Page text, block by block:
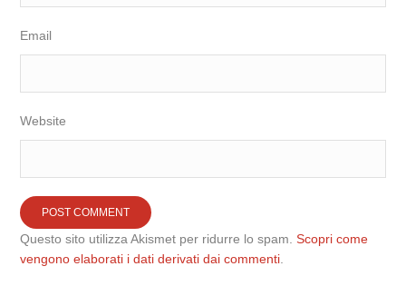
Email
Website
Questo sito utilizza Akismet per ridurre lo spam.Scopri come
vengono elaborati i dati derivati dai commenti